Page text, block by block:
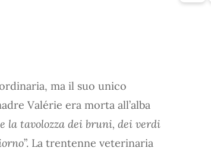
ma il suo unico
Valérie era morta all’alba
la tavolozza dei bruni, dei verdi
”. La trentenne veterinaria